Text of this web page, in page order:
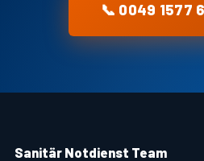
📞 0049 1577
Sanitär Notdienst Team